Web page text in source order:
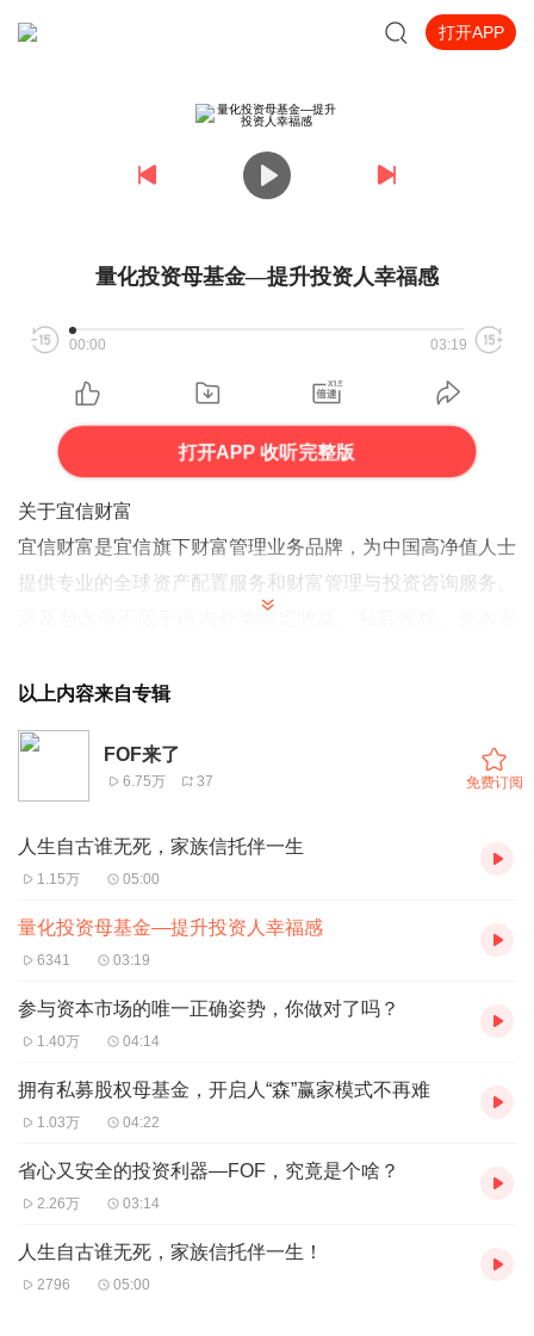
打开APP
量化投资母基金—提升投资人幸福感
00:00 03:19
打开APP 收听完整版
关于宜信财富
宜信财富是宜信旗下财富管理业务品牌，为中国高净值人士
提供专业的全球资产配置服务和财富管理与投资咨询服务。
全方位财富管理产品与服务，覆盖人民币、美元、欧元等多
个币种。
以上内容来自专辑
FOF来了
6.75万 37 免费订阅
人生自古谁无死，家族信托伴一生
1.15万 05:00
量化投资母基金—提升投资人幸福感
6341 03:19
参与资本市场的唯一正确姿势，你做对了吗？
1.40万 04:14
拥有私募股权母基金，开启人“森”赢家模式不再难
1.03万 04:22
省心又安全的投资利器—FOF，究竟是个啥？
2.26万 03:14
人生自古谁无死，家族信托伴一生！
2796 05:00